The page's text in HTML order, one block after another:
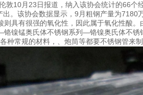
10月23日报道，纳入该协会统计的66个
。该协会数据显示，9月粗钢产量为
有很强的氧化性，因此属于氧化性酸。
镍锰奥氏体不锈钢系列—铬镍奥氏体不锈
种常规的材料，、炮筒等都要不锈钢管来